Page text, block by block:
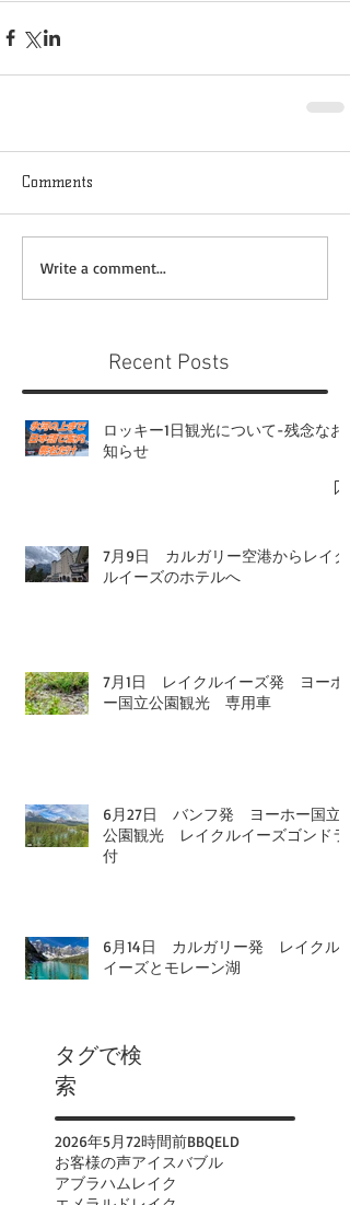
Comments
Write a comment...
Recent Posts
ロッキー1日観光について-残念なお
知らせ
7月9日 カルガリー空港からレイク
ルイーズのホテルへ
7月1日 レイクルイーズ発 ヨーホ
ー国立公園観光 専用車
6月27日 バンフ発 ヨーホー国立
公園観光 レイクルイーズゴンドラ
付
6月14日 カルガリー発 レイクル
イーズとモレーン湖
タグで検
索
2026年5月72時間前BBQELD
お客様の声アイスバブル
アブラハムレイク